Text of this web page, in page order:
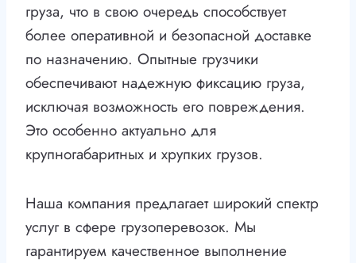
груза, что в свою очередь способствует
более оперативной и безопасной доставке
по назначению. Опытные грузчики
обеспечивают надежную фиксацию груза,
исключая возможность его повреждения.
Это особенно актуально для
крупногабаритных и хрупких грузов.
Наша компания предлагает широкий спектр
услуг в сфере грузоперевозок. Мы
гарантируем качественное выполнение